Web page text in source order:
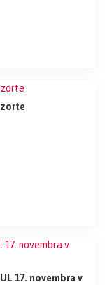
17. novembra v